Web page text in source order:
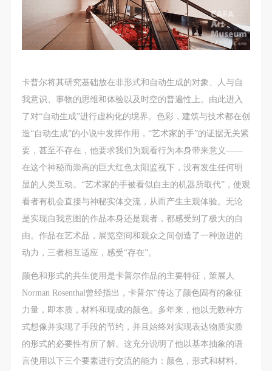
卡普尔将其研究基础放在非形式和自动生成的对象、人与自
我意识、事物的思维和体验以及时空的普遍性上。由此进入
了对“自动生成”进行虚构化的境界。色彩，建筑与技术都在创
造“自动生成”的小说中发挥作用，“艺术家的手”的证据无关紧
要，甚至不存在，他要求我们为观看行为本身带来意义——
在这个神秘而崇高的巨大红色太阳监视下，没有发生任何明
显的人类互动。“艺术家的手被看似自主的机器所取代”，使观
看者有机会直接与神秘实体交流，从而产生主观体验。无论
是实现自我意图的作品本身还是观者，都感受到了极大的自
由。作品在艺术品，展览空间和观众之间创造了一种激进的
动力，三者相互适应，感受“存在”。
颜色和形式的共生使用是卡普尔作品的主要特征，策展人
Norman Rosenthal曾经指出，卡普尔“传达了颜色固有的象征
力量，即本质，材料和现成的颜色。多年来，他以无数种方
式想像并实现了手段的节约，并且始终对实现表达物质实质
的形式的必要性有所了解。这充分说明了他以基本抽象的语
言使用以下三个要素进行交流的能力：颜色，形式和材料。
备以人为本、团结友爱、互相帮助和助人为乐的良好
品质。
第三条
同下参观。
第四条
参加活动者在此次活动期间的人身安全责任自负。鼓
励参加者自行购买人身安全保险。活动中一旦出现事
故，活动中任何非事故当事人及美术馆将不承担人身
事故的任何责任，但有互相援助的义务。参加活动的
成员应当积极主动的组织实施救援工作，但对事故本
身不承担任何法律责任和经济责任。参加本次活动者
的人身安全不负有民事及相关连带责任。
第五条
参加活动者在此次活动期间应主动遵守美术馆活动秩
序、维护美术馆场地及展示、展览、馆藏艺术作品及
衍生品的安全。活动中一旦因个人原因造成美术馆场
地、空间、艺术品、衍生品等受到不同程度的损失、
破坏。活动中任何非事故当事人及美术馆将不承担相
应的责任与损失，应由参与活动者根据相应的法律条
文、组织规定进行协商和赔偿。并追究相应的法律责
备以人为本、团结友爱、互相帮助和助人为乐的良好
品质。
第三条
同下参观。
第四条
参加活动者在此次活动期间的人身安全责任自负。鼓
励参加者自行购买人身安全保险。活动中一旦出现事
故，活动中任何非事故当事人及美术馆将不承担人身
事故的任何责任，但有互相援助的义务。参加活动的
成员应当积极主动的组织实施救援工作，但对事故本
身不承担任何法律责任和经济责任。参加本次活动者
的人身安全不负有民事及相关连带责任。
第五条
参加活动者在此次活动期间应主动遵守美术馆活动秩
序、维护美术馆场地及展示、展览、馆藏艺术作品及
衍生品的安全。活动中一旦因个人原因造成美术馆场
地、空间、艺术品、衍生品等受到不同程度的损失、
破坏。活动中任何非事故当事人及美术馆将不承担相
应的责任与损失，应由参与活动者根据相应的法律条
文、组织规定进行协商和赔偿。并追究相应的法律责
备以人为本、团结友爱、互相帮助和助人为乐的良好
品质。
第三条
同下参观。
第四条
参加活动者在此次活动期间的人身安全责任自负。鼓
励参加者自行购买人身安全保险。活动中一旦出现事
故，活动中任何非事故当事人及美术馆将不承担人身
事故的任何责任，但有互相援助的义务。参加活动的
成员应当积极主动的组织实施救援工作，但对事故本
身不承担任何法律责任和经济责任。参加本次活动者
的人身安全不负有民事及相关连带责任。
第五条
参加活动者在此次活动期间应主动遵守美术馆活动秩
序、维护美术馆场地及展示、展览、馆藏艺术作品及
衍生品的安全。活动中一旦因个人原因造成美术馆场
地、空间、艺术品、衍生品等受到不同程度的损失、
破坏。活动中任何非事故当事人及美术馆将不承担相
应的责任与损失，应由参与活动者根据相应的法律条
文、组织规定进行协商和赔偿。并追究相应的法律责